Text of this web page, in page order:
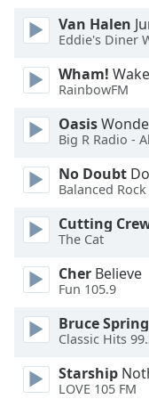
Caption
Background
Color
Opacity
Font
Size
Text
Edge
Family
Van Halen
Eddie's Diner
Wham!
RainbowFM
Oasis
Big R Radio -
No Doubt
Balanced
Cutting
The Cat
Cher Believe
Fun 105.9
Bruce
Classic Hits
Starship
LOVE 105 FM